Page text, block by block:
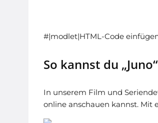
#|modlet|HTML-Code
So kannst du
In unserem Film und
online anschauen kannst.